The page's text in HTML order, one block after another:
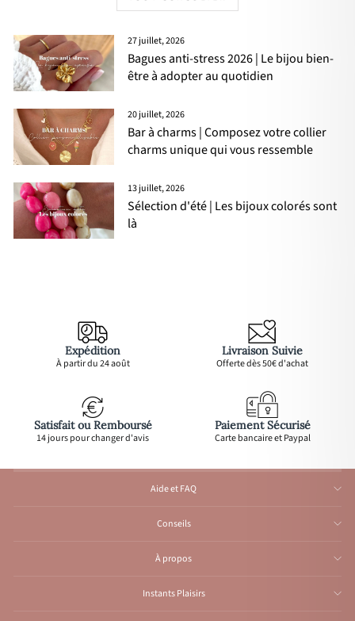
27 juillet, 2026
Bagues anti-stress 2026 | Le bijou bien-
être à adopter au quotidien
20 juillet, 2026
Bar à charms | Composez votre collier
charms unique qui vous ressemble
13 juillet, 2026
Sélection d'été | Les bijoux colorés sont
là
Expédition
À partir du 24 août
Livraison Suivie
Offerte dès 50€ d'achat
Satisfait ou Remboursé
14 jours pour changer d'avis
Paiement Sécurisé
Carte bancaire et Paypal
Aide et FAQ
Conseils
À propos
Instants Plaisirs